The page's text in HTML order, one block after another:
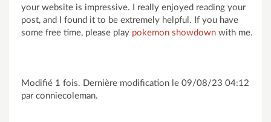
your website is impressive. I really enjoyed reading your
post, and I found it to be extremely helpful. If you have
some free time, please play pokemon showdown with me.
Modifié 1 fois. Dernière modification le 09/08/23 04:12
par conniecoleman.